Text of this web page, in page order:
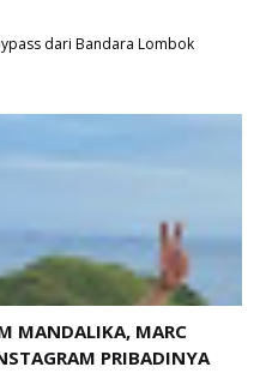
dari Bandara Lombok
MANDALIKA, MARC
PRIBADINYA